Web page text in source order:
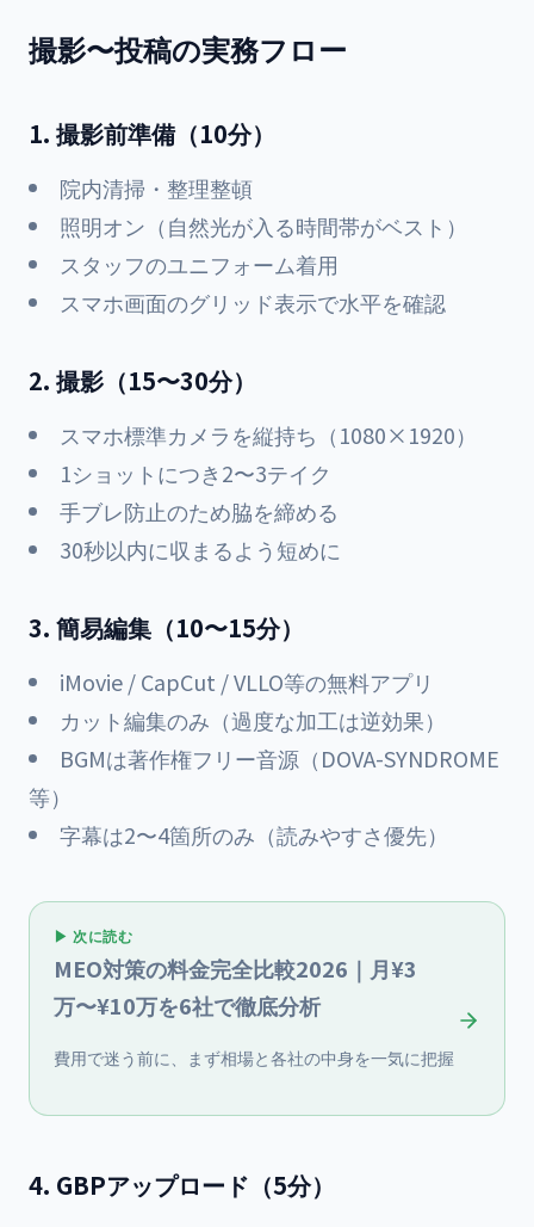
撮影〜投稿の実務フロー
1. 撮影前準備（10分）
院内清掃・整理整頓
照明オン（自然光が入る時間帯がベスト）
スタッフのユニフォーム着用
スマホ画面のグリッド表示で水平を確認
2. 撮影（15〜30分）
スマホ標準カメラを縦持ち（1080×1920）
1ショットにつき2〜3テイク
手ブレ防止のため脇を締める
30秒以内に収まるよう短めに
3. 簡易編集（10〜15分）
iMovie / CapCut / VLLO等の無料アプリ
カット編集のみ（過度な加工は逆効果）
BGMは著作権フリー音源（DOVA-SYNDROME
等）
字幕は2〜4箇所のみ（読みやすさ優先）
▶ 次に読む
MEO対策の料金完全比較2026｜月¥3
万〜¥10万を6社で徹底分析
費用で迷う前に、まず相場と各社の中身を一気に把握
4. GBPアップロード（5分）